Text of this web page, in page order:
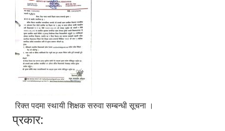
रिक्त पदमा स्थायी शिक्षक सरुवा सम्बन्धी सूचना ।
प्रकार: